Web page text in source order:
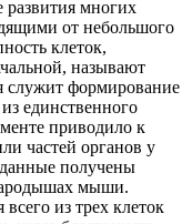
развития многих
от небольшого
клеток,
называют
служит формирование
из единственного
приводило к
частей органов у
получены
мыши.
из трех клеток